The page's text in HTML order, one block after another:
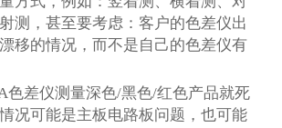
测，甚至要考虑：客户的色差仪出
移的情况，而不是自己的色差仪有
色差仪测量深色/黑色/红色产品就死
情况可能是主板电路板问题，也可能